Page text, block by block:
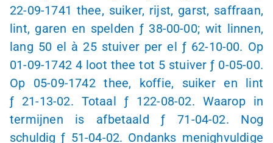
22-09-1741 thee, suiker, rijst, garst, saffraan,
lint, garen en spelden ƒ 38-00-00; wit linnen,
lang 50 el à 25stuiver per el ƒ 62-10-00. Op
01-09-17424 loot thee tot 5 stuiverƒ 0-05-00.
Op 05-09-1742thee, koffie, suiker en lint
ƒ 21-13-02. Totaal ƒ 122-08-02. Waarop in
termijnen is afbetaaldƒ 71-04-02. Nog
schuldigƒ 51-04-02. Ondanks menighvuldige